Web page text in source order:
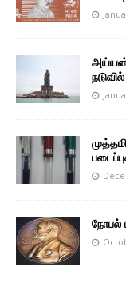
அய்யன்
நோபல்